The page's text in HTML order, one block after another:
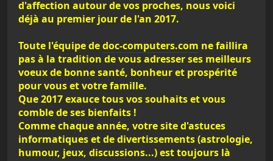
d'affection autour de vos proches, nous voici
déjà au premier jour de l'an 2017.
Toute l'équipe dedoc-computers.com ne faillira
pas à la tradition de vous adresser ses meilleurs
voeux de bonne santé, bonheur et prospérité
pour vous et votre famille.
Que 2017 exauce tous vos souhaits et vous
comble de ses bienfaits !
Comme chaque année, votre site d'astuces
informatiques et de divertissements (astrologie,
humour, jeux, discussions...) est toujours là